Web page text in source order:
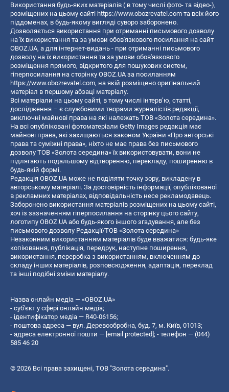
Використання будь-яких матеріалів ( в тому числі фото- та відео-),
розміщених на цьому сайті https://www.obozrevatel.com та всіх його
піддоменах, в будь-якому вигляді суворо заборонено.
Дозволяється використання при отриманні письмового дозволу
на їх використання та за умови обов'язкового посилання на сайт
OBOZ.UA, а для інтернет-видань - при отриманні письмового
дозволу на їх використання та за умови обов'язкового
розміщення прямого, відкритого для пошукових систем,
гіперпосилання на сторінку OBOZ.UA за посиланням
https://www.obozrevatel.com, на якій розміщено оригінальний
матеріал в першому абзаці матеріалу.
Всі матеріали на цьому сайті, в тому числі інтерв’ю, статті,
дослідження – є службовими творами журналістів редакції,
виключні майнові права на які належать ТОВ «Золота середина».
На всі опубліковані фотоматеріали Getty Images редакція має
майнові права, які захищаються законом України «Про авторські
права та суміжні права», ніхто не має права без письмового
дозволу ТОВ «Золота середина» їх використовувати, вони не
підлягають подальшому відтворенню, перекладу, поширенню в
будь-якій формі.
Редакція OBOZ.UA може не поділяти точку зору, викладену в
авторському матеріалі. За достовірність інформації, опублікованої
в рекламних матеріалах, відповідальність несе рекламодавець.
Заборонено використання матеріалів розміщених на цьому сайті,
хоч із зазначенням гіперпосилання на сторінку цього сайту,
логотипу OBOZ.UA або будь-якого іншого згадування, але без
письмового дозволу Редакції/ТОВ «Золота середина»
Незаконним використанням матеріалів буде вважатися: будь-яке
копiювання, публiкацiя, передрук, наступне поширення,
використання, переробка з використанням, включенням до
складу інших матеріалів, розповсюдження, адаптація, переклад
та інші подібні зміни матеріалу.
Назва онлайн медіа — «OBOZ.UA»
- суб'єкт у сфері онлайн медіа;
- ідентифікатор медіа — R40-06156;
- поштова адреса — вул. Деревообробна, буд. 7, м. Київ, 01013;
- адреса електронної пошти — [email protected] ; - телефон — (044)
585 46 20
© 2026 Всі права захищені, ТОВ "Золота середина".